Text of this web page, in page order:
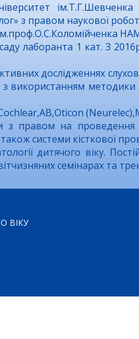
ім.Т.Г.Шевченка
з правом наукової
лаборанта 1 кат. З
дослідженнях
використанням методики
з правом на
системи кісткової
дитячого віку.
семінарах та
ВІКУ